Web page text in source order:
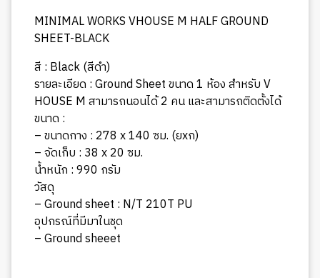
MINIMAL WORKS VHOUSE M HALF GROUND
SHEET-BLACK
สี : Black (สีดำ)
รายละเอียด : Ground Sheet ขนาด 1 ห้อง สำหรับ V
HOUSE M สามารถนอนได้ 2 คน และสามารถติดตั้งได้
ขนาด :
– ขนาดกาง : 278 x 140 ซม. (ยxก)
– จัดเก็บ : 38 x 20 ซม.
น้ำหนัก : 990 กรัม
วัสดุ
– Ground sheet : N/T 210T PU
อุปกรณ์ที่มีมาในชุด
– Ground sheeet